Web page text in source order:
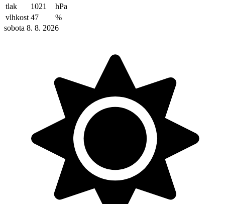
tlak
1021
hPa
vlhkost 47
%
sobota 8. 8. 2026